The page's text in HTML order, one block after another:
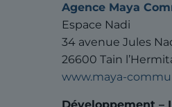
Agence Maya
Espace Nadi
34 avenue Jules
26600 Tain
www.maya-